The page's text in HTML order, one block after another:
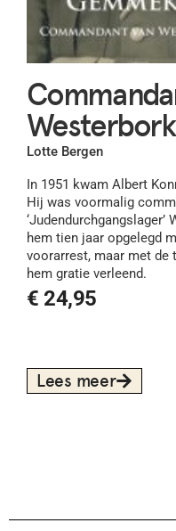
Westerbork
Lotte Bergen
In 1951 kwam Albert
Hij was voormalig
hem tien jaar opgelegd
voorarrest, maar met de
hem gratie verleend.
€ 24,95
Lees meer